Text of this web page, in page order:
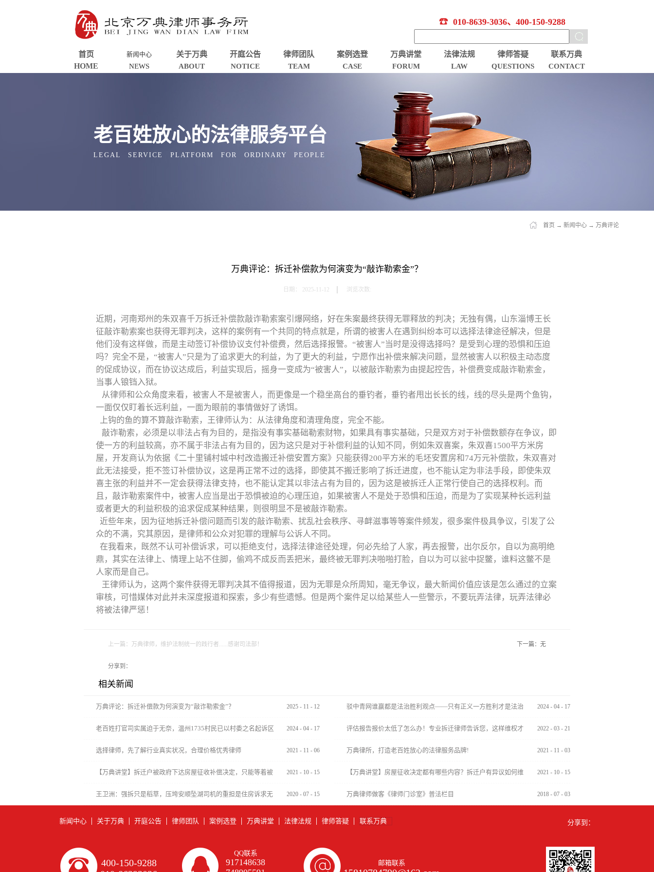
010-8639-3036、400-150-9288
首页
HOME
新闻中心
NEWS
关于万典
ABOUT
开庭公告
NOTICE
律师团队
TEAM
案例选登
CASE
万典讲堂
FORUM
法律法规
LAW
律师答疑
QUESTIONS
联系万典
CONTACT
老百姓放心的法律服务平台
LEGAL SERVICE PLATFORM FOR ORDINARY PEOPLE
首页 → 新闻中心 → 万典评论
万典评论：拆迁补偿款为何演变为“敲诈勒索金”？
日期： 2025-11-12 浏览次数:
近期，河南郑州的朱双喜千万拆迁补偿款敲诈勒索案引爆网络，好在朱案最终获得无罪释放的判决；无独有偶，山东淄博王长
征敲诈勒索案也获得无罪判决，这样的案例有一个共同的特点就是，所谓的被害人在遇到纠纷本可以选择法律途径解决，但是
他们没有这样做，而是主动签订补偿协议支付补偿费，然后选择报警。 “被害人”当时是没得选择吗？是受到心理的恐惧和压迫
吗？完全不是，“被害人”只是为了追求更大的利益，为了更大的利益，宁愿作出补偿来解决问题，显然被害人以积极主动态度
的促成协议，而在协议达成后，利益实现后，摇身一变成为“被害人”，以被敲诈勒索为由提起控告，补偿费变成敲诈勒索金，
当事人锒铛入狱。
从律师和公众角度来看，被害人不是被害人，而更像是一个稳坐高台的垂钓者，垂钓者甩出长长的线，线的尽头是两个鱼钩，
一面仅仅盯着长远利益，一面为眼前的事情做好了诱饵。
上钩的鱼的算不算敲诈勒索，王律师认为：从法律角度和清理角度，完全不能。
敲诈勒索，必须是以非法占有为目的，是指没有事实基础勒索财物，如果具有事实基础，只是双方对于补偿数额存在争议，即
使一方的利益较高，亦不属于非法占有为目的，因为这只是对于补偿利益的认知不同，例如朱双喜案，朱双喜1500平方米房
屋，开发商认为依据《二十里铺村城中村改造搬迁补偿安置方案》只能获得200平方米的毛坯安置房和74万元补偿款，朱双喜对
此无法接受，拒不签订补偿协议，这是再正常不过的选择，即使其不搬迁影响了拆迁进度，也不能认定为非法手段，即使朱双
喜主张的利益并不一定会获得法律支持，也不能认定其以非法占有为目的，因为这是被拆迁人正常行使自己的选择权利。而
且，敲诈勒索案件中，被害人应当是出于恐惧被迫的心理压迫，如果被害人不是处于恐惧和压迫，而是为了实现某种长远利益
或者更大的利益积极的追求促成某种结果，则很明显不是被敲诈勒索。
近些年来，因为征地拆迁补偿问题而引发的敲诈勒索、扰乱社会秩序、寻衅滋事等等案件频发，很多案件极具争议，引发了公
众的不满，究其原因，是律师和公众对犯罪的理解与公诉人不同。
在我看来，既然不认可补偿诉求，可以拒绝支付，选择法律途径处理，何必先给了人家，再去报警，出尔反尔，自以为高明绝
鼎，其实在法律上、情理上站不住脚，偷鸡不成反而丢把米，最终被无罪判决啪啪打脸，自以为可以瓮中捉鳖，谁料这鳖不是
人家而是自己。
王律师认为，这两个案件获得无罪判决其不值得报道，因为无罪是众所周知，毫无争议，最大新闻价值应该是怎么通过的立案
审核，可惜媒体对此并未深度报道和探索，多少有些遗憾。 但是两个案件足以给某些人一些警示，不要玩弄法律，玩弄法律必
将被法律严惩！
上一篇： 万典律师，维护法制统一的践行者......感谢司法部！ 下一篇：无
分享到：
相关新闻
万典评论：拆迁补偿款为何演变为“敲诈勒索金”？ 2025 - 11 - 12 驳中青网谁赢都是法治胜利观点——只有正义一方胜利才是法治
的胜利
2024 - 04 - 17
老百姓打官司实属迫于无奈，温州1735村民已以村委之名起诉区
政府
2024 - 04 - 17 评估报告报价太低了怎么办！专业拆迁律师告诉您，这样维权才
有效。
2022 - 03 - 21
选择律师，先了解行业真实状况，合理价格优秀律师 2021 - 11 - 06 万典律所，打造老百姓放心的法律服务品牌! 2021 - 11 - 03
【万典讲堂】拆迁户被政府下达房屋征收补偿决定，只能等着被
强拆吗？
2021 - 10 - 15 ​【万典讲堂】房屋征收决定都有哪些内容？拆迁户有异议如何维
权？
2021 - 10 - 15
王卫洲：强拆只是稻草，压垮安顺坠湖司机的重担是住房诉求无 2020 - 07 - 15 万典律师做客《律师门诊室》普法栏目 2018 - 07 - 03
分享到：
新闻中心 关于万典 开庭公告 律师团队 案例选登 万典讲堂 法律法规 律师答疑 联系万典
400-150-9288
QQ联系
917148638
邮箱联系